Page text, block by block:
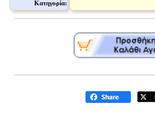
Κατηγορία: